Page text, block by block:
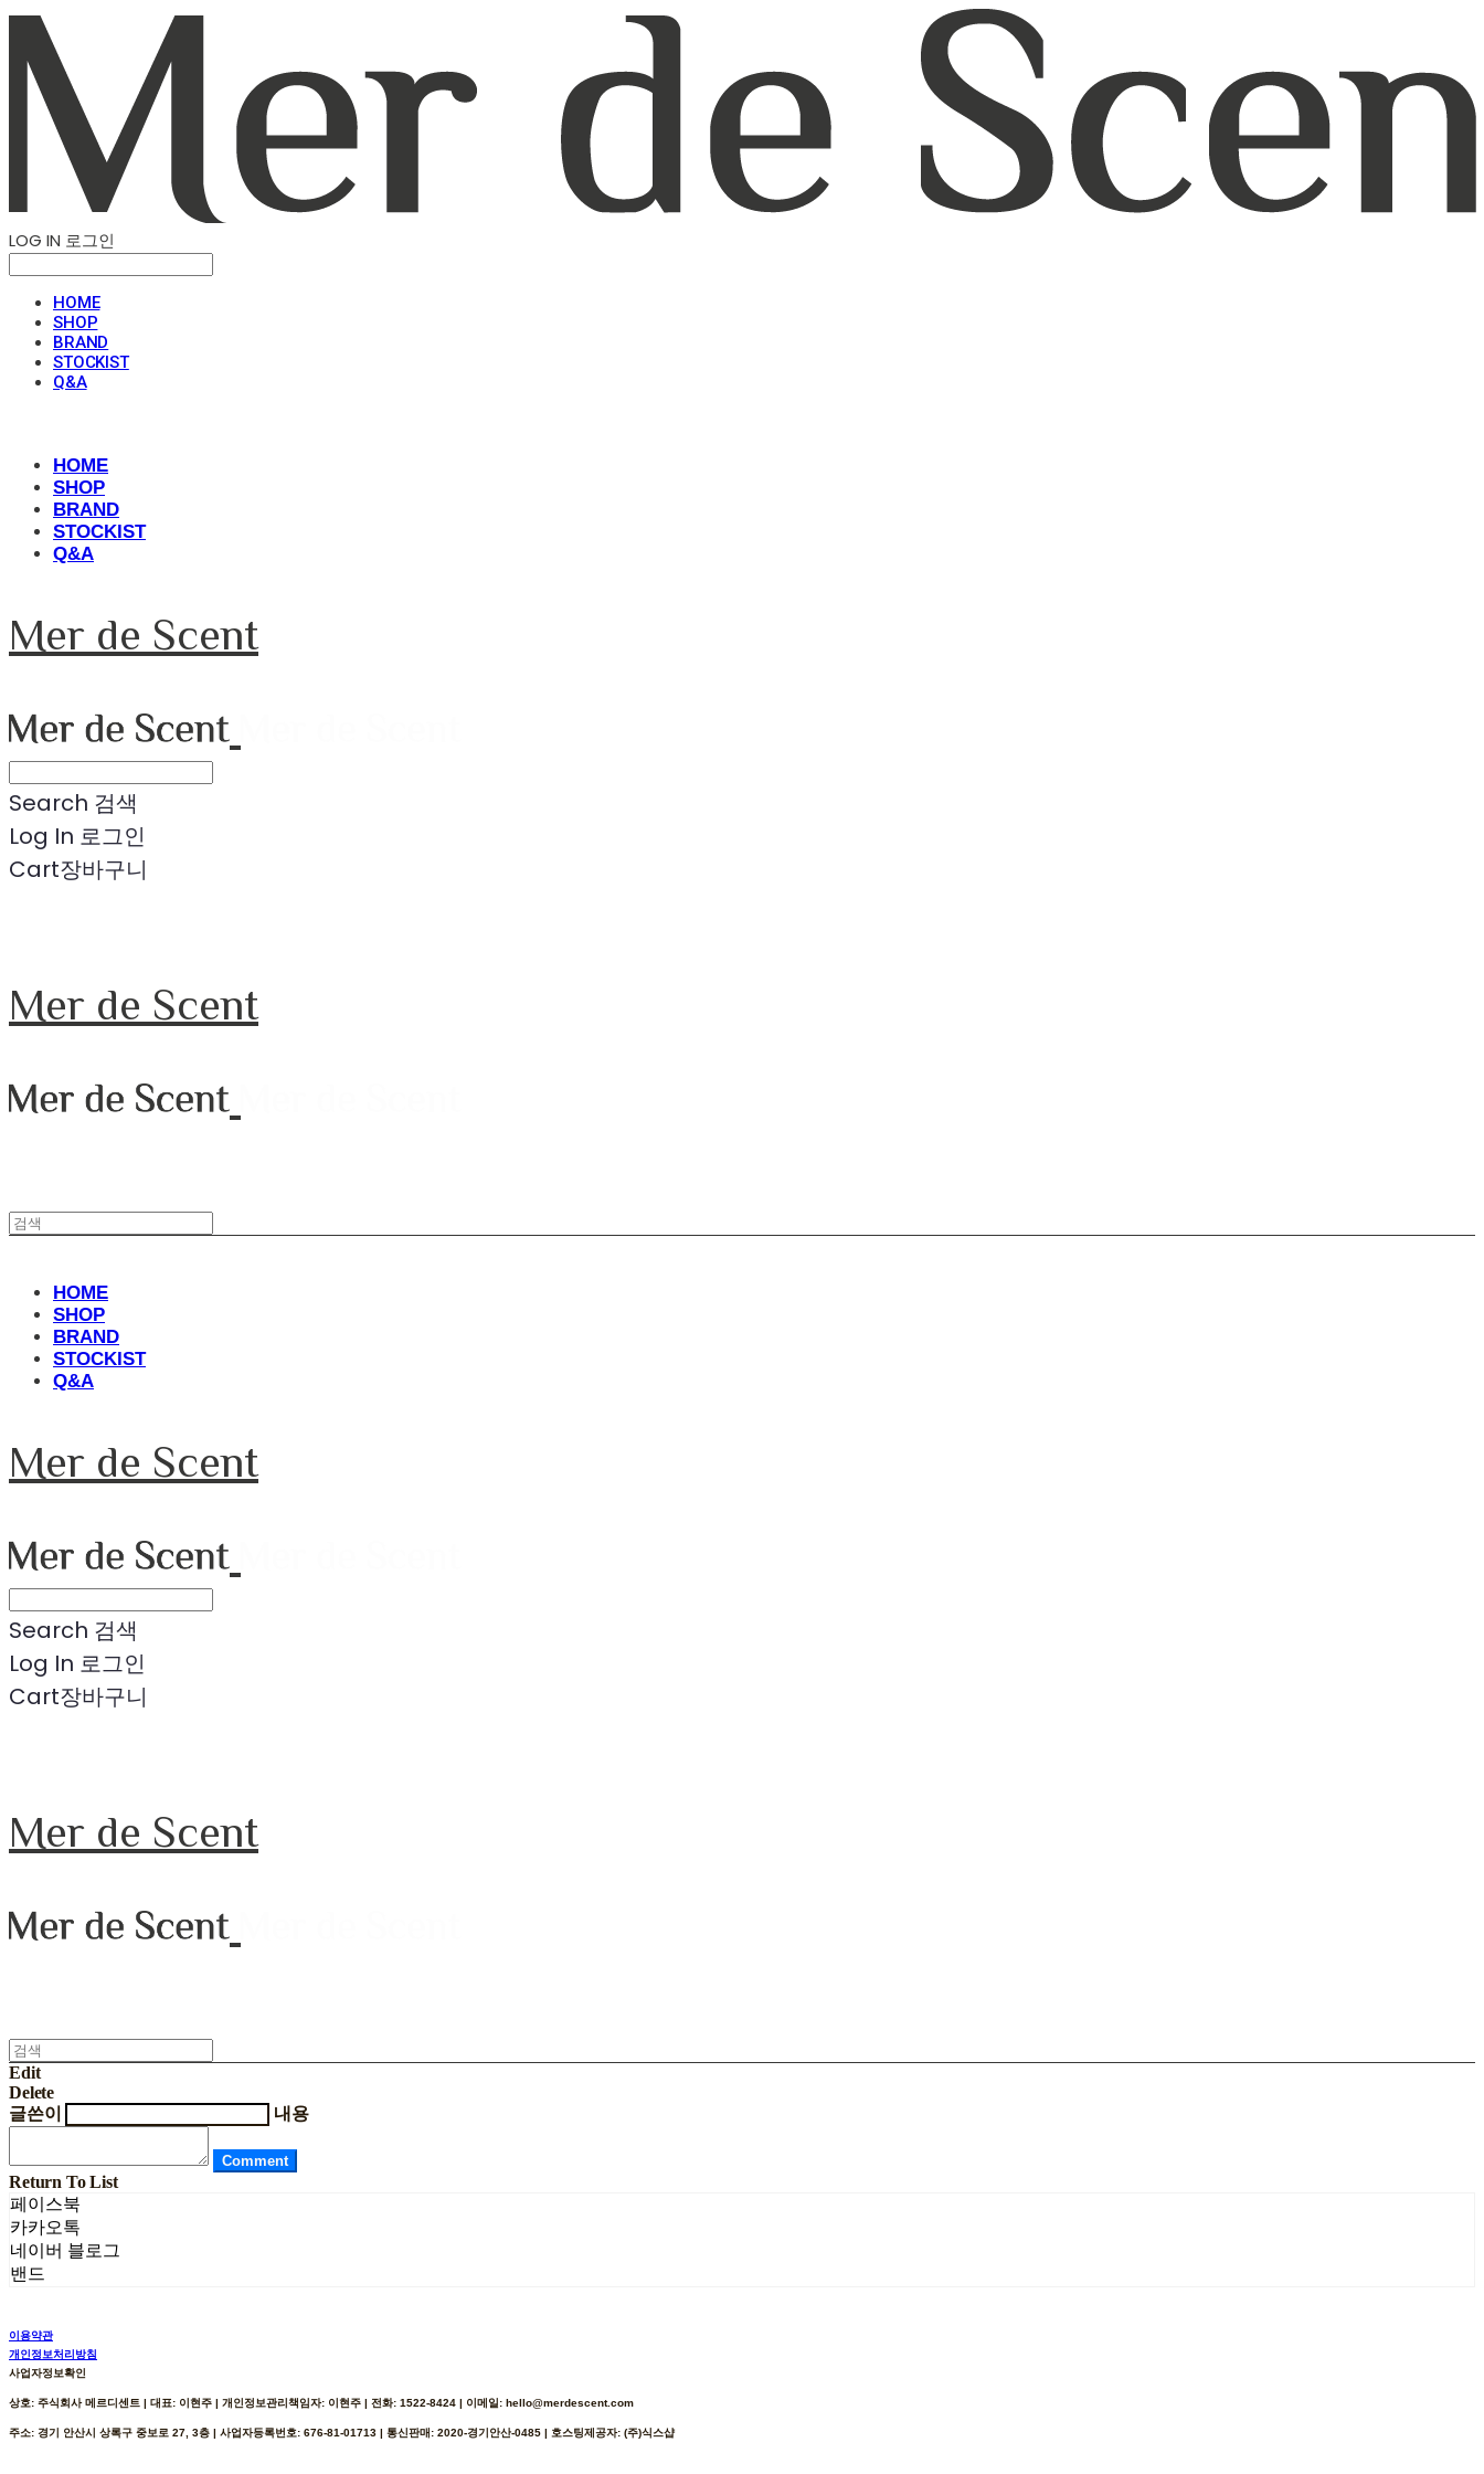
LOG IN 로그인
HOME
SHOP
BRAND
STOCKIST
Q&A
HOME
SHOP
BRAND
STOCKIST
Q&A
Mer de Scent
Search 검색
Log In 로그인
Cart장바구니
Mer de Scent
HOME
SHOP
BRAND
STOCKIST
Q&A
Mer de Scent
Search 검색
Log In 로그인
Cart장바구니
Mer de Scent
Edit
Delete
글쓴이
내용
Comment
Return To List
페이스북
카카오톡
네이버 블로그
밴드
이용약관
개인정보처리방침
사업자정보확인
상호: 주식회사 메르디센트 | 대표: 이현주 | 개인정보관리책임자: 이현주 | 전화: 1522-8424 | 이메일: hello@merdescent.com
주소: 경기 안산시 상록구 중보로 27, 3층 | 사업자등록번호: 676-81-01713 | 통신판매: 2020-경기안산-0485 | 호스팅제공자: (주)식스샵